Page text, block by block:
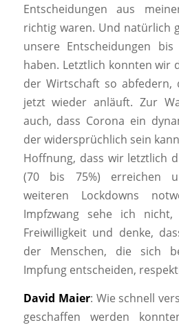
Entscheidungen aus
richtig waren. Und natürlich
unsere Entscheidungen
haben. Letztlich konnten wir
der Wirtschaft so abfedern,
jetzt wieder anläuft. Zur
auch, dass Corona ein
der widersprüchlich sein
Hoffnung, dass wir letztlich
(70 bis 75%) erreichen
weiteren Lockdowns
Impfzwang sehe ich
Freiwilligkeit und denke,
der Menschen, die sich
Impfung entscheiden,
David Maier: Wie schnell
geschaffen werden